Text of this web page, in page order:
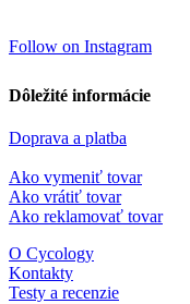
Follow on Instagram
Dôležité informácie
Doprava a platba
Ako vymeniť tovar
Ako vrátiť tovar
Ako reklamovať tovar
O Cycology
Kontakty
Testy a recenzie